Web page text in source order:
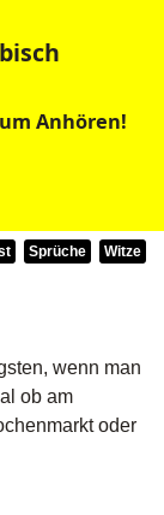
Anhören!
Sprüche Witze
wenn man
ob am
oder